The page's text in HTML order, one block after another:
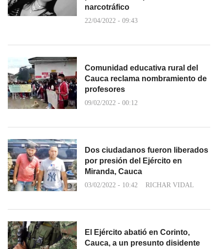
narcotráfico
22/04/2022 - 09:43
Comunidad educativa rural del
Cauca reclama nombramiento de
profesores
09/02/2022 - 00:12
Dos ciudadanos fueron liberados
por presión del Ejército en
Miranda, Cauca
03/02/2022 - 10:42 RICHAR VIDAL
El Ejército abatió en Corinto,
Cauca, a un presunto disidente